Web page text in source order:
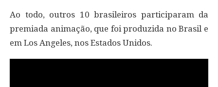
Ao todo, outros 10 brasileiros participaram da
premiada animação, que foi produzida no Brasil e
em Los Angeles, nos Estados Unidos.